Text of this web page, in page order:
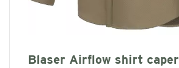
Blaser Airflow shirt caper